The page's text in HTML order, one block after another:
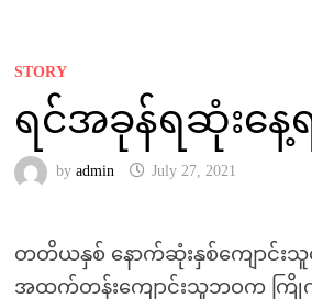
STORY
ရင်အခုန်ရဆုံးန
by admin July 27, 2021
တတိယနှစ် နောက်ဆုံးနှစ်ကျောင်းသူလ
အထက်တန်းကျောင်းသူဘဝက